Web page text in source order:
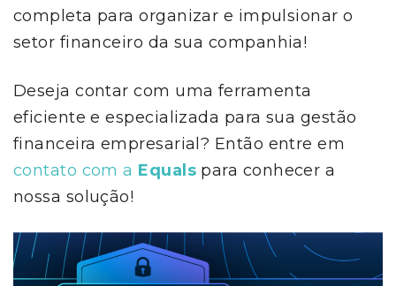
completa para organizar e impulsionar o
setor financeiro da sua companhia!
Deseja contar com uma ferramenta
eficiente e especializada para sua gestão
financeira empresarial? Então entre em
contato com a Equals para conhecer a
nossa solução!